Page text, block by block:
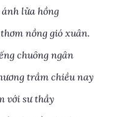
lửa hồng
nồng gió xuân.
chuông ngân
trầm chiều nay
với sư thầy